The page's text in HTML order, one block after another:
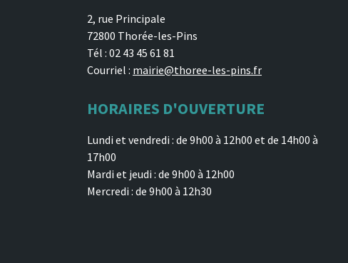
2, rue Principale
72800 Thorée-les-Pins
Tél : 02 43 45 61 81
Courriel : mairie@thoree-les-pins.fr
HORAIRES D'OUVERTURE
Lundi et vendredi : de 9h00 à 12h00 et de 14h00 à
17h00
Mardi et jeudi : de 9h00 à 12h00
Mercredi : de 9h00 à 12h30